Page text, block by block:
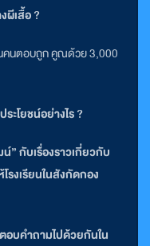
ผีเสื้อ ?
คนตอบถูก คูณด้วย 3,000
ะโยชน์อย่างไร ?
กับเรื่องราวเกี่ยวกับ
รงเรียนในสังกัดกอง
อบคำถามไปด้วยกันใน